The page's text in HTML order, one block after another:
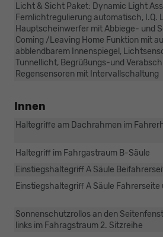
Licht & Sicht Paket: Dynamic Light
Fernlichtregulierung automatisch, I.Q.
Hauptscheinwerfer mit Abbiege- und
Coming /Leaving Home Funktion mit
abblendbarem Innenspiegel,
Tunnellicht, Begrüßungs-und
Regensensoren mit Intervallschaltung
Innen
Haltegriffe am Dachrahmen im
Haltegriff im Fahrgastraum B-Säule
Einstiegshaltegriff A Säule
Einstiegshaltegriff A Säule
Sonnenschutzrollos an den
links im Fahragstraum 2. Sitzreihe